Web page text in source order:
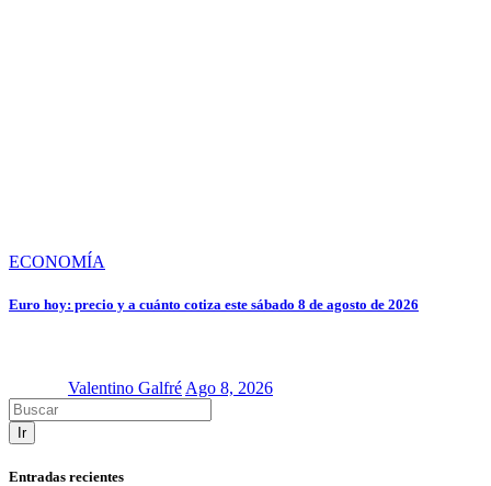
ECONOMÍA
Euro hoy: precio y a cuánto cotiza este sábado 8 de agosto de 2026
Valentino Galfré Ago 8, 2026
Ir
Entradas recientes